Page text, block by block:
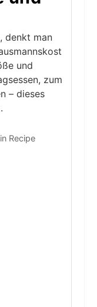
denkt man
und
zum
– dieses
Recipe